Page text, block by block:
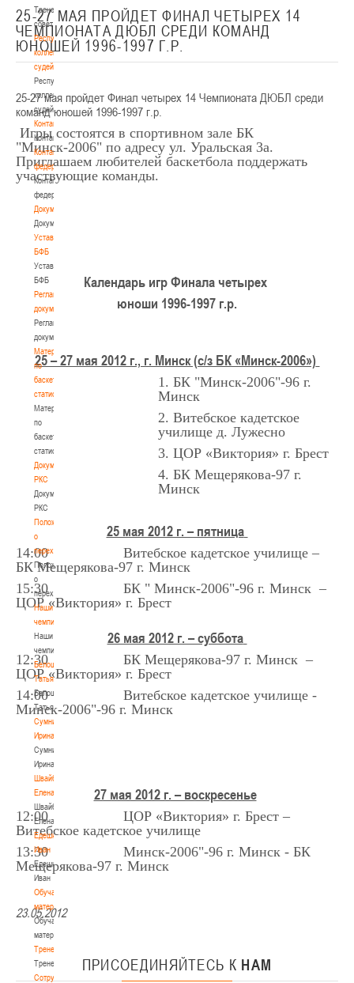
Тренерский
совет
Республиканская
коллегия
судей
Республиканская
коллегия
судей
Контакты
Контакты
Контакты
федерации
Контакты
федерации
Документы
Документы
Устав
БФБ
Устав
БФБ
Регламентирующие
документы
Регламентирующие
документы
Материалы
по
баскетбольной
статистике
Материалы
по
баскетбольной
статистике
Документы
РКС
Документы
РКС
Положение
о
переходах
Положение
о
переходах
Наши
чемпионы
Наши
чемпионы
Белошапко
Татьяна
Белошапко
Татьяна
Сумникова
Ирина
Сумникова
Ирина
Швайбович
Елена
Швайбович
Елена
Едешко
Иван
Едешко
Иван
Обучающие
материалы
Обучающие
материалы
Тренерам
Тренерам
Сотрудничество
25-27 МАЯ ПРОЙДЕТ ФИНАЛ ЧЕТЫРЕХ 14
ЧЕМПИОНАТА ДЮБЛ СРЕДИ КОМАНД
ЮНОШЕЙ 1996-1997 Г.Р.
25-27 мая пройдет Финал четырех 14 Чемпионата ДЮБЛ среди
команд юношей 1996-1997 г.р.
Игры состоятся в спортивном зале БК
"Минск-2006" по адресу ул. Уральская 3а.
Приглашаем любителей баскетбола поддержать
участвующие команды.
Календарь игр Финала четырех
юноши 1996-1997 г.р.
25 – 27 мая 2012 г., г. Минск (с/з БК «Минск-2006»)
1. БК "Минск-2006"-96 г.
Минск
2. Витебское кадетское
училище д. Лужесно
3. ЦОР «Виктория» г. Брест
4. БК Мещерякова-97 г.
Минск
25 мая 2012 г. – пятница
14:00 Витебское кадетское училище –
БК Мещерякова-97 г. Минск
15:30 БК " Минск-2006"-96 г. Минск –
ЦОР «Виктория» г. Брест
26 мая 2012 г. – суббота
12:30 БК Мещерякова-97 г. Минск –
ЦОР «Виктория» г. Брест
14:00 Витебское кадетское училище -
Минск-2006"-96 г. Минск
27 мая 2012 г. – воскресенье
12:00 ЦОР «Виктория» г. Брест –
Витебское кадетское училище
13:30 Минск-2006"-96 г. Минск - БК
Мещерякова-97 г. Минск
23.05.2012
ПРИСОЕДИНЯЙТЕСЬ К НАМ